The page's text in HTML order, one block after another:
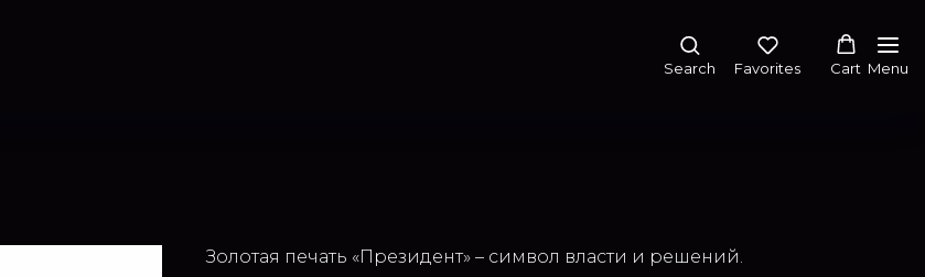
Search Favorites Cart Menu
Золотая печать «Президент» – символ власти и решений.